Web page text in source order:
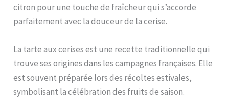
citron pour une touche de fraîcheur qui s’accorde
parfaitement avec la douceur de la cerise.
La tarte aux cerises est une recette traditionnelle qui
trouve ses origines dans les campagnes françaises. Elle
est souvent préparée lors des récoltes estivales,
symbolisant la célébration des fruits de saison.